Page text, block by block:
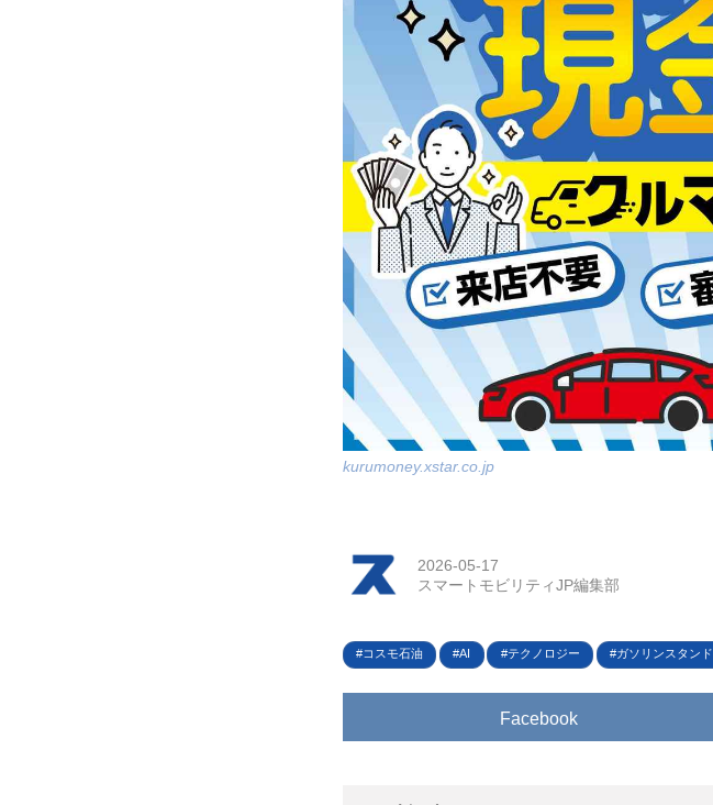
kurumoney.xstar.co.jp
2026-05-17
スマートモビリティJP編集部
コスモ石油 AI テクノロジー ガソリンスタンド
Facebook